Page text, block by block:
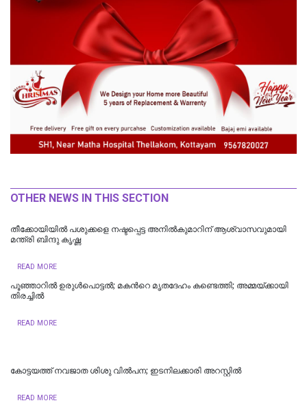
OTHER NEWS IN THIS SECTION
തീക്കോയിയില്‍ പശുക്കളെ നഷ്ടപ്പെട്ട അനിൽകുമാറിന് ആശ്വാസവുമായി
മന്ത്രി ബിന്ദു കൃഷ്ണ
READ MORE
പൂഞ്ഞാറില്‍ ഉരുൾപൊട്ടൽ; മകന്‍റെ മൃതദേഹം കണ്ടെത്തി; അമ്മയ്ക്കായി
തിരച്ചിൽ
READ MORE
കോട്ടയത്ത് നവജാത ശിശു വില്‍പന; ഇടനിലക്കാരി അറസ്റ്റില്‍
READ MORE